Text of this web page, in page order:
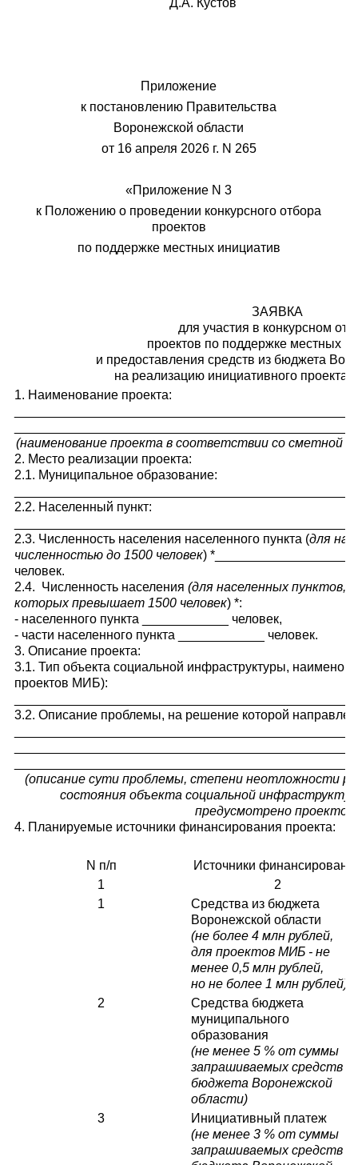
Д.А. Кустов
Приложение
к постановлению Правительства
Воронежской области
от 16 апреля 2026 г. N 265
«Приложение N 3
к Положению о проведении конкурсного отбора
проектов
по поддержке местных инициатив
ЗАЯВКА
для участия в конкурсном
проектов по поддержке местных
и предоставления средств из бюджета
на реализацию инициативного проекта
1. Наименование проекта:
(наименование проекта в соответствии со сметной и
2. Место реализации проекта:
2.1. Муниципальное образование:
2.2. Населенный пункт:
2.3. Численность населения населенного пункта (для
численностью до 1500 человек)
человек.
2.4. Численность населения (для населенных пунктов,
которых превышает 1500 человек) *:
- населенного пункта ____________ человек,
- части населенного пункта ____________ человек.
3. Описание проекта:
3.1. Тип объекта социальной инфраструктуры,
проектов МИБ):
3.2. Описание проблемы, на решение которой направлен
(описание сути проблемы, степени неотложности
состояния объекта социальной
предусмотрено
4. Планируемые источники финансирования проекта:
N п/п
Источники
1
2
1
Средства из бюджета
Воронежской области
(не более 4 млн рублей,
для проектов МИБ - не
менее 0,5 млн рублей,
но не более 1 млн рублей)
2
Средства бюджета
муниципального
образования
(не менее 5 % от суммы
запрашиваемых средств из
бюджета Воронежской
области)
3
Инициативный платеж
(не менее 3 % от суммы
запрашиваемых средств из